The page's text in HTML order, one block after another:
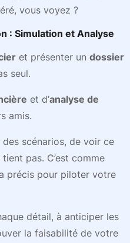
vous voyez ?
: Simulation et Analyse
et présenter un dossier
seul.
et d’analyse de
amis.
scénarios, de voir ce
pas. C’est comme
précis pour piloter votre
détail, à anticiper les
la faisabilité de votre